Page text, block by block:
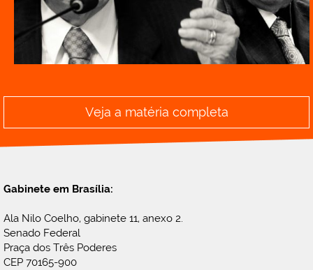
Veja a matéria completa
Gabinete em Brasília:
Ala Nilo Coelho, gabinete 11, anexo 2.
Senado Federal
Praça dos Três Poderes
CEP 70165-900